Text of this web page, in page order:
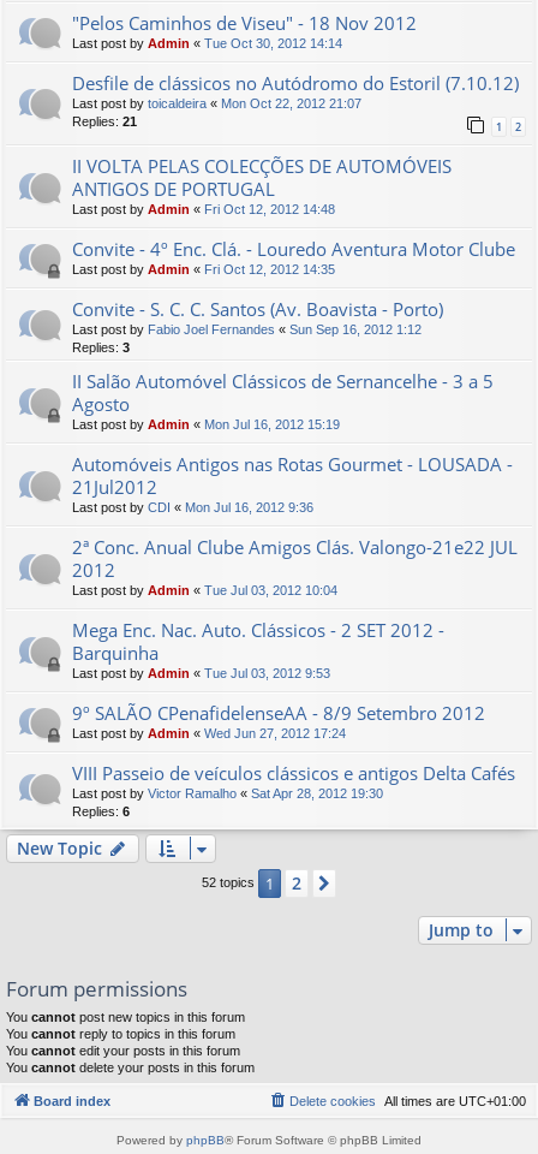
"Pelos Caminhos de Viseu" - 18 Nov 2012
Last post by Admin « Tue Oct 30, 2012 14:14
Desfile de clássicos no Autódromo do Estoril (7.10.12)
Last post by toicaldeira « Mon Oct 22, 2012 21:07
Replies: 21 1 2
II VOLTA PELAS COLECÇÕES DE AUTOMÓVEIS
ANTIGOS DE PORTUGAL
Last post by Admin « Fri Oct 12, 2012 14:48
Convite - 4º Enc. Clá. - Louredo Aventura Motor Clube
Last post by Admin « Fri Oct 12, 2012 14:35
Convite - S. C. C. Santos (Av. Boavista - Porto)
Last post by Fabio Joel Fernandes « Sun Sep 16, 2012 1:12
Replies: 3
II Salão Automóvel Clássicos de Sernancelhe - 3 a 5
Agosto
Last post by Admin « Mon Jul 16, 2012 15:19
Automóveis Antigos nas Rotas Gourmet - LOUSADA -
21Jul2012
Last post by CDI « Mon Jul 16, 2012 9:36
2ª Conc. Anual Clube Amigos Clás. Valongo-21e22 JUL
2012
Last post by Admin « Tue Jul 03, 2012 10:04
Mega Enc. Nac. Auto. Clássicos - 2 SET 2012 -
Barquinha
Last post by Admin « Tue Jul 03, 2012 9:53
9º SALÃO CPenafidelenseAA - 8/9 Setembro 2012
Last post by Admin « Wed Jun 27, 2012 17:24
VIII Passeio de veículos clássicos e antigos Delta Cafés
Last post by Victor Ramalho « Sat Apr 28, 2012 19:30
Replies: 6
New Topic
52 topics 1 2
Jump to
Forum permissions
You cannot post new topics in this forum
You cannot reply to topics in this forum
You cannot edit your posts in this forum
You cannot delete your posts in this forum
Board index All times are UTC+01:00
Delete cookies
Powered by phpBB® Forum Software © phpBB Limited